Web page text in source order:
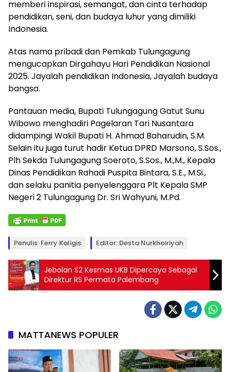
memberi inspirasi, semangat, dan cinta terhadap
pendidikan, seni, dan budaya luhur yang dimiliki
Indonesia.
Atas nama pribadi dan Pemkab Tulungagung
mengucapkan Dirgahayu Hari Pendidikan Nasional
2025. Jayalah pendidikan Indonesia, Jayalah budaya
bangsa.
Pantauan media, Bupati Tulungagung Gatut Sunu
Wibowo menghadiri Pagelaran Tari Nusantara
didampingi Wakil Bupati H. Ahmad Baharudin, S.M.
Selain itu juga turut hadir Ketua DPRD Marsono, S.Sos.,
Plh Sekda Tulungagung Soeroto, S.Sos., M.,M., Kepala
Dinas Pendidikan Rahadi Puspita Bintara, S.E., M.Si.,
dan selaku panitia penyelenggara Plt Kepala SMP
Negeri 2 Tulungagung Dr. Sri Wahyuni, M.Pd.
Penulis: Ferry Kaligis Editor: Desta Nurkhoiriyah
Jebolan S2 Kesmas UKB Dipercaya Sebagai
Direktur RS Permata Palembang
MATTANEWS POPULER